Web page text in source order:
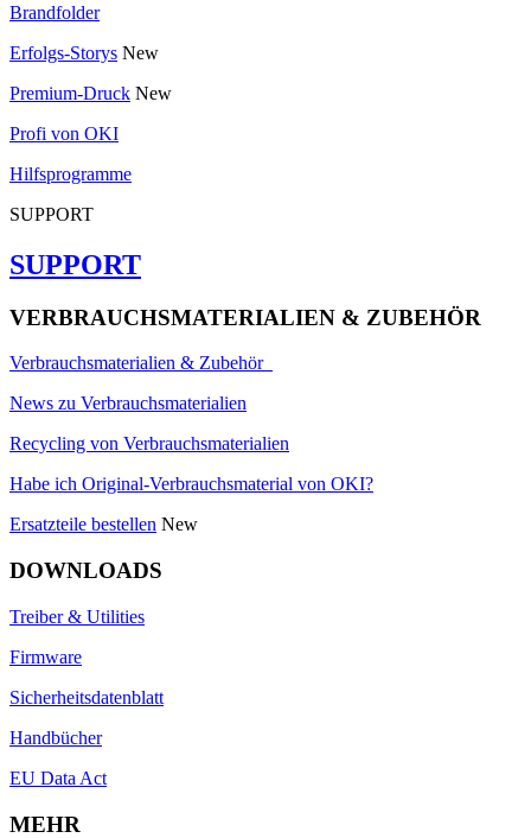
Brandfolder
Erfolgs-Storys New
Premium-Druck New
Profi von OKI
Hilfsprogramme
SUPPORT
SUPPORT
VERBRAUCHSMATERIALIEN & ZUBEHÖR
Verbrauchsmaterialien & Zubehör
News zu Verbrauchsmaterialien
Recycling von Verbrauchsmaterialien
Habe ich Original-Verbrauchsmaterial von OKI?
Ersatzteile bestellen New
DOWNLOADS
Treiber & Utilities
Firmware
Sicherheitsdatenblatt
Handbücher
EU Data Act
MEHR